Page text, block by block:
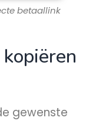
betaallink
gewenste